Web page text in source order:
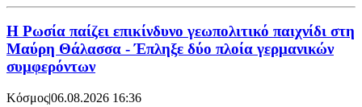
Η Ρωσία παίζει επικίνδυνο γεωπολιτικό παιχνίδι στη
Μαύρη Θάλασσα - Έπληξε δύο πλοία γερμανικών
συμφερόντων
Κόσμος|06.08.2026 16:36